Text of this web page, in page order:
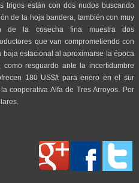
trigos están con dos nudos buscando
de la hoja bandera, también con muy
de la cosecha fina muestra dos
que van comprometiendo con
estacional al aproximarse la época
resguardo ante la incertidumbre
180 US$/t para enero en el sur
cooperativa Alfa de Tres Arroyos. Por